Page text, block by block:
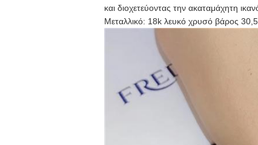
και διοχετεύοντας την ακαταμάχητη
Μεταλλικό: 18k λευκό χρυσό βάρος